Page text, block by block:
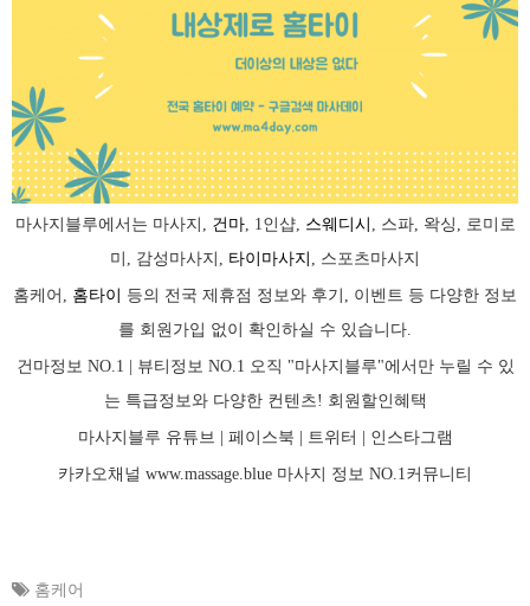
마사지블루에서는 마사지, 건마, 1인샵, 스웨디시 , 스파, 왁싱, 로미로
미, 감성마사지, 타이마사지 , 스포츠마사지
홈케어, 홈타이 등의 전국 제휴점 정보와 후기, 이벤트 등 다양한 정보
를 회원가입 없이 확인하실 수 있습니다.
건마정보 NO.1 | 뷰티정보 NO.1 오직 "마사지블루"에서만 누릴 수 있
는 특급정보와 다양한 컨텐츠! 회원할인혜택
마사지블루 유튜브 | 페이스북 | 트위터 | 인스타그램
카카오채널 www.massage.blue 마사지 정보 NO.1커뮤니티
홈케어